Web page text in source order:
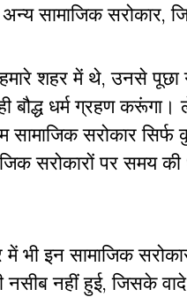
सामाजिक सरोकार,
शहर में थे, उनसे पूछा
बौद्ध धर्म ग्रहण
सामाजिक सरोकार
सरोकारों पर समय
में भी इन सामाजिक
नहीं हुई, जिसके